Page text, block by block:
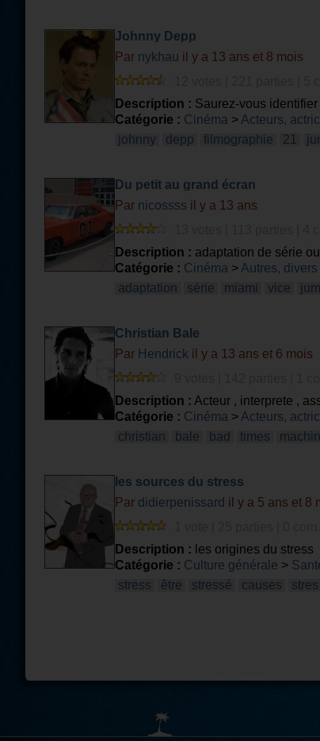
Johnny Depp
Par nykhau il y a 13 ans et 8 mois
Description : Saurez-vous
Catégorie : Cinéma > Acteurs,
johnny
depp filmographie 21
Du petit au grand écran
Par nicossss il y a 13 ans
Description : adaptation de série
Catégorie : Cinéma > Autres, divers
adaptation
série miami vice
Christian Bale
Par Hendrick il y a 13 ans et 6 mois
Description : Acteur , interprete ,
Catégorie : Cinéma > Acteurs,
christian
bale bad times
les sources du stress
Par didierpenissard il y a 5 ans et 8
Description : les origines du stress
Catégorie : Culture générale >
stress
être stressé causes stres